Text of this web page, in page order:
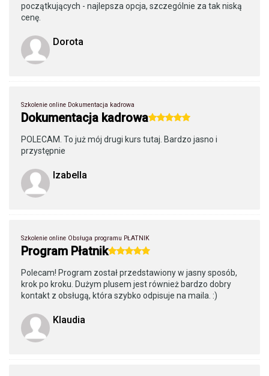
początkujących - najlepsza opcja, szczególnie za tak niską
cenę.
Dorota
Szkolenie online Dokumentacja kadrowa
Dokumentacja kadrowa
POLECAM. To już mój drugi kurs tutaj. Bardzo jasno i
przystępnie
Izabella
Szkolenie online Obsługa programu PŁATNIK
Program Płatnik
Polecam! Program został przedstawiony w jasny sposób,
krok po kroku. Dużym plusem jest również bardzo dobry
kontakt z obsługą, która szybko odpisuje na maila. :)
Klaudia